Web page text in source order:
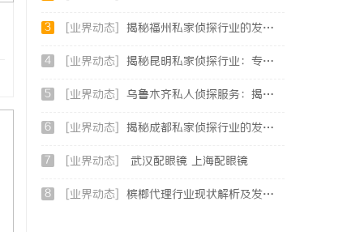
3 [业界动态] 揭秘福州私家侦探行业的发展与实际应用全解析
4 [业界动态] 揭秘昆明私家侦探行业：专业服务与实际案例分析
5 [业界动态] 乌鲁木齐私人侦探服务：揭秘专业调查背后的故事与应用
6 [业界动态] 揭秘成都私家侦探行业的发展与应用前景分析
7 [业界动态] 武汉配眼镜 上海配眼镜
8 [业界动态] 槟榔代理行业现状解析及发展潜力探讨